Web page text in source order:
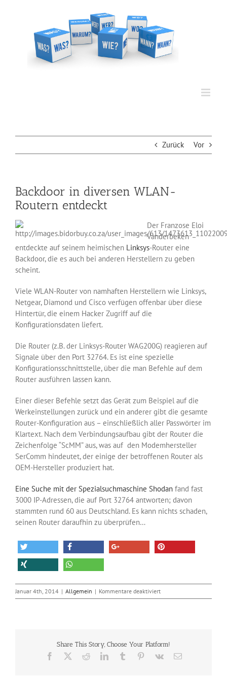
Zurück Vor
Backdoor in diversen WLAN-
Routern entdeckt
Der Franzose Eloi
Vanderbeken
entdeckte auf seinem heimischen Linksys-Router eine
Backdoor, die es auch bei anderen Herstellern zu geben
scheint.
Viele WLAN-Router von namhaften Herstellern wie Linksys,
Netgear, Diamond und Cisco verfügen offenbar über diese
Hintertür, die einem Hacker Zugriff auf die
Konfigurationsdaten liefert.
Die Router (z.B. der Linksys-Router WAG200G) reagieren auf
Signale über den Port 32764. Es ist eine spezielle
Konfigurationsschnittstelle, über die man Befehle auf dem
Router ausführen lassen kann.
Einer dieser Befehle setzt das Gerät zum Beispiel auf die
Werkeinstellungen zurück und ein anderer gibt die gesamte
Router-Konfiguration aus – einschließlich aller Passwörter im
Klartext. Nach dem Verbindungsaufbau gibt der Router die
Zeichenfolge “ScMM” aus, was auf den Modemhersteller
SerComm hindeutet, der einige der betroffenen Router als
OEM-Hersteller produziert hat.
Eine Suche mit der Spezialsuchmaschine Shodan fand fast
3000 IP-Adressen, die auf Port 32764 antworten; davon
stammten rund 60 aus Deutschland. Es kann nichts schaden,
seinen Router daraufhin zu überprüfen…
Januar 4th, 2014 | Allgemein | Kommentare deaktiviertfür
Backdoor
entdeckt
Share This Story, Choose Your Platform!
Facebook RedditLinkedInTumblr Pinterest
Vk
E-